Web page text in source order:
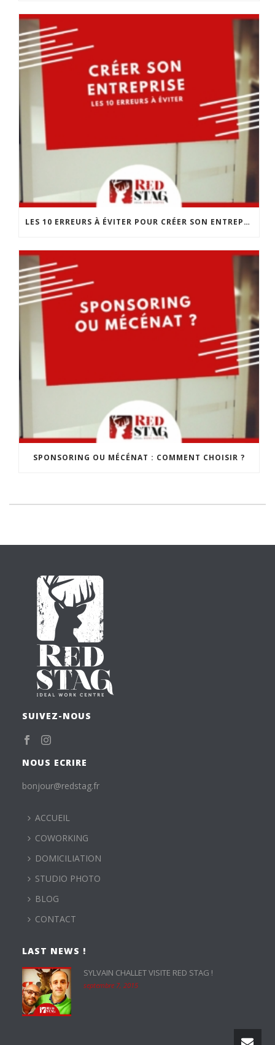
LES 10 ERREURS À ÉVITER POUR CRÉER SON ENTREPRISE
SPONSORING OU MÉCÉNAT : COMMENT CHOISIR ?
SUIVEZ-NOUS
NOUS ECRIRE
bonjour@redstag.fr
ACCUEIL
COWORKING
DOMICILIATION
STUDIO PHOTO
BLOG
CONTACT
LAST NEWS !
SYLVAIN CHALLET VISITE RED STAG !
septembre 7, 2015